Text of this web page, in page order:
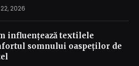
2026
influențează textilele
somnului oaspeților de